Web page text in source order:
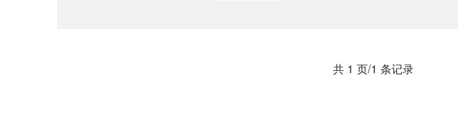
共 1 页/1 条记录